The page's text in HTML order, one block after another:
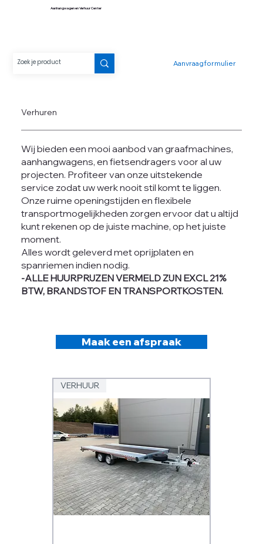
Aanhangwagen en Verhuur Center
Aanvraagformulier
Verhuren
Wij bieden een mooi aanbod van graafmachines,
aanhangwagens, en fietsendragers voor al uw
projecten. Profiteer van onze uitstekende
service zodat uw werk nooit stil komt te liggen.
Onze ruime openingstijden en flexibele
transportmogelijkheden zorgen ervoor dat u altijd
kunt rekenen op de juiste machine, op het juiste
moment.
Alles wordt geleverd met oprijplaten en
spanriemen indien nodig.
-ALLE HUURPRIJZEN VERMELD ZIJN EXCL 21%
BTW, BRANDSTOF EN TRANSPORTKOSTEN.
Maak een afspraak
VERHUUR